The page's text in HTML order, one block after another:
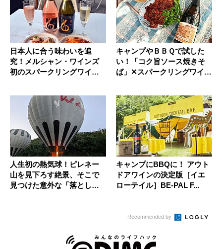
日本人に合う味わいを追
究！メルシャン・ワインズ
初のスパークリングワイン
キャンプやＢＢＱで試した
い！「コク旨ソース焼きそ
ば」✕スパークリングワイン
人生初の熱気球！ピレネー
山を見下ろす絶景、そこで
見つけた意外な「落とし
キャンプにBBQに！ アウト
ドアワインの決定版［イエ
ローテイル］BE-PAL F...
Recommended by